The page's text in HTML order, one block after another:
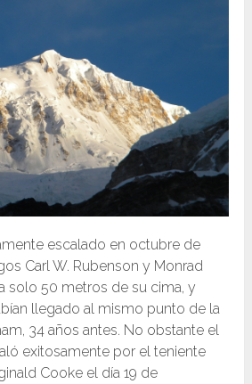
escalado en octubre de
Carl W. Rubenson y Monrad
solo 50 metros de su cima, y
llegado al mismo punto de la
34 años antes. No obstante el
exitosamente por el teniente
Cooke el día 19 de